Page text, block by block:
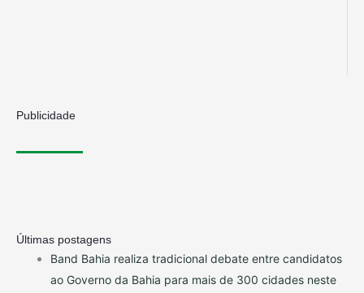
Publicidade
Últimas postagens
Band Bahia realiza tradicional debate entre candidatos
ao Governo da Bahia para mais de 300 cidades neste